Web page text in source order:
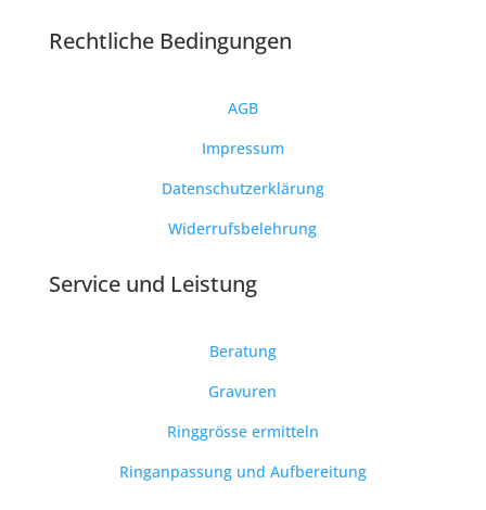
Rechtliche Bedingungen
AGB
Impressum
Datenschutzerklärung
Widerrufsbelehrung
Service und Leistung
Beratung
Gravuren
Ringgrösse ermitteln
Ringanpassung und Aufbereitung